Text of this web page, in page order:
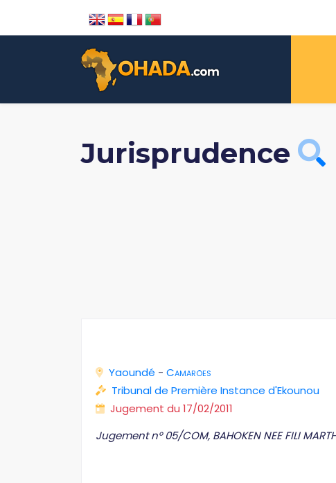
Jurisprudence
Yaoundé - Camarões
Tribunal de Première Instance d'Ekounou
Jugement du 17/02/2011
Jugement n° 05/COM, BAHOKEN NEE FILI